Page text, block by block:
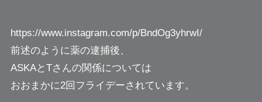
https://www.instagram.com/p/BndOg3yhrwI/
前述のように薬の逮捕後、
ASKAとTさんの関係については
おおまかに2回フライデーされています。